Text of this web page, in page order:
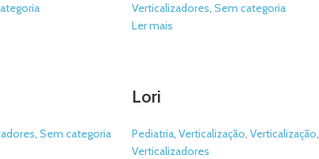
Verticalizadores, Sem categoria
Ler mais
, Sem categoria
Lori
Pediatria, Verticalização, Verticalização,
Verticalizadores